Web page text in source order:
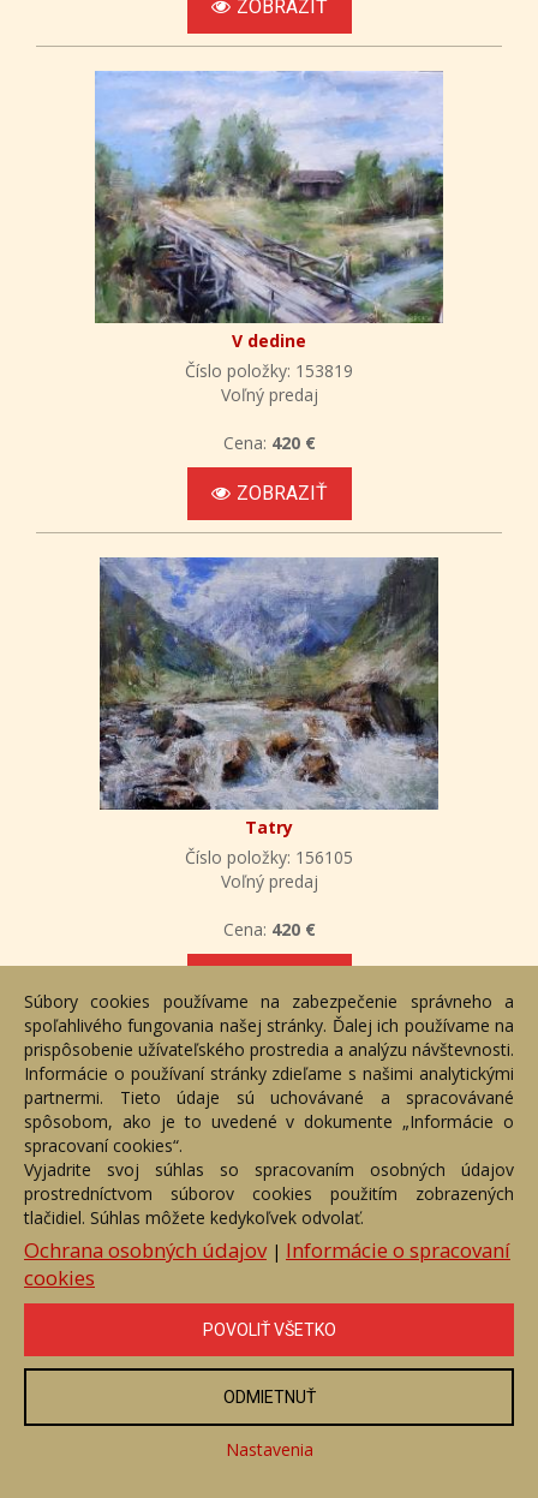
ZOBRAZIŤ
V dedine
Číslo položky: 153819
Voľný predaj
Cena: 420 €
ZOBRAZIŤ
Tatry
Číslo položky: 156105
Voľný predaj
Cena: 420 €
Voľný predaj
Súbory cookies používame na zabezpečenie správneho a
spoľahlivého fungovania našej stránky. Ďalej ich používame na
prispôsobenie užívateľského prostredia a analýzu návštevnosti.
Informácie o používaní stránky zdieľame s našimi analytickými
partnermi. Tieto údaje sú uchovávané a spracovávané
spôsobom, ako je to uvedené v dokumente „Informácie o
spracovaní cookies“.
Vyjadrite svoj súhlas so spracovaním osobných údajov
prostredníctvom súborov cookies použitím zobrazených
tlačidiel. Súhlas môžete kedykoľvek odvolať.
Ochrana osobných údajov| Informácie o spracovaní
cookies
POVOLIŤ VŠETKO
ODMIETNUŤ
Nastavenia